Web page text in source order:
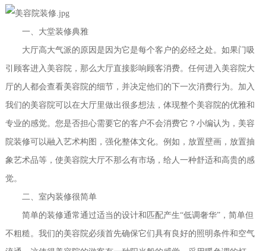
一、大堂装修典雅
大厅高大气派的原因是因为它是每个客户的必经之处。如果门吸
引顾客进入美容院，那么大厅直接影响顾客消费。任何进入美容院大
厅的人都会查看美容院的细节，并决定他们的下一次消费行为。加入
我们的美容院可以在大厅里做出很多想法，体现整个美容院的优雅和
专业的感觉。您是否担心需要它的客户不会消费它？小编认为，美容
院装修可以融入艺术构图，强化整体文化。例如，放置壁画，放置抽
象艺术品等，使美容院大厅不那么有市场，给人一种舒适和高贵的感
觉。
二、室内装修很简单
简单的装修通常通过适当的设计和匹配产生“低调奢华”，简单但
不粗糙。我们的美容院必须首先确保它们具有良好的照明条件和空气